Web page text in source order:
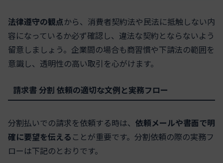
法律遵守の観点から、消費者契約法や民法に抵触しない内
容になっているか必ず確認し、違法な契約とならないよう
留意しましょう。企業間の場合も商習慣や下請法の範囲を
意識し、透明性の高い取引を心がけます。
請求書 分割 依頼の適切な文例と実務フロー
分割払いでの請求を依頼する時は、 依頼メールや書面で明
確に要望を伝える ことが重要です。分割依頼の際の実務フ
ローは下記のとおりです。